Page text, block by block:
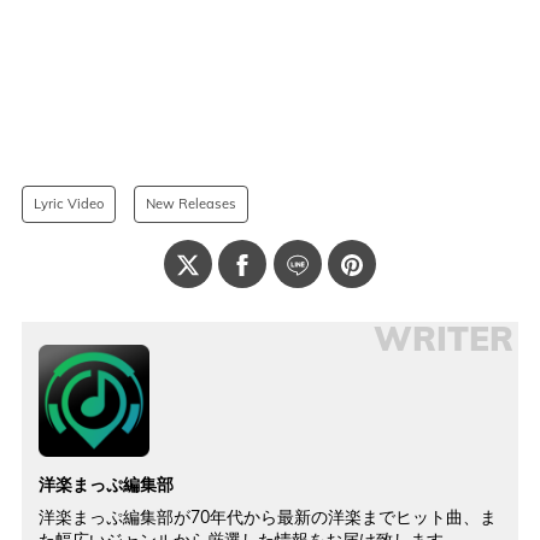
Lyric Video New Releases
WRITER
洋楽まっぷ編集部
洋楽まっぷ編集部が70年代から最新の洋楽までヒット曲、ま